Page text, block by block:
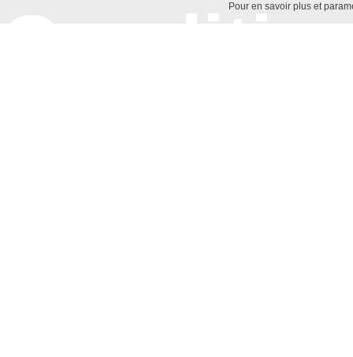
Pour en savoir plus et